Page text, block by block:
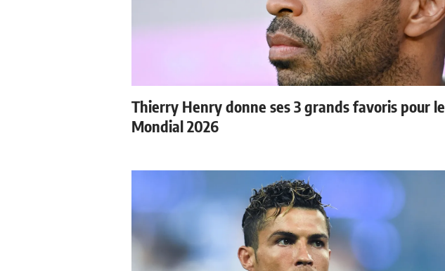
Thierry Henry donne ses 3 grands favoris pour le
Mondial 2026